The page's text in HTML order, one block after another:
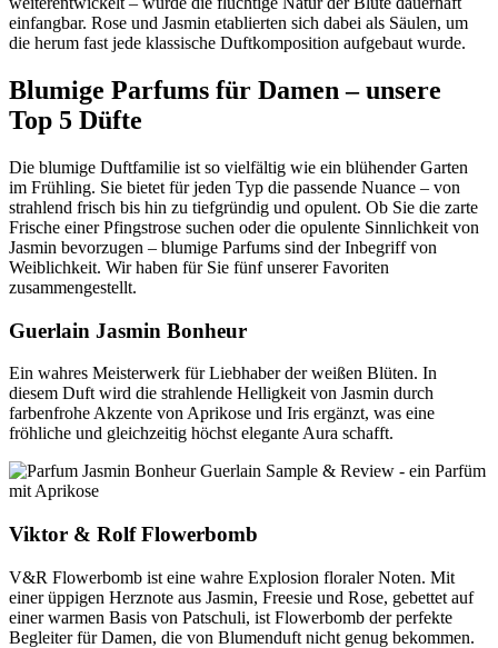
einfangbar. Rose und Jasmin etablierten sich dabei als Säulen, um
die herum fast jede klassische Duftkomposition aufgebaut wurde.
Blumige Parfums für Damen – unsere
Top 5 Düfte
Die blumige Duftfamilie ist so vielfältig wie ein blühender Garten
im Frühling. Sie bietet für jeden Typ die passende Nuance – von
strahlend frisch bis hin zu tiefgründig und opulent. Ob Sie die zarte
Frische einer Pfingstrose suchen oder die opulente Sinnlichkeit von
Jasmin bevorzugen – blumige Parfums sind der Inbegriff von
Weiblichkeit. Wir haben für Sie fünf unserer Favoriten
zusammengestellt.
Guerlain Jasmin Bonheur
Ein wahres Meisterwerk für Liebhaber der weißen Blüten. In
diesem Duft wird die strahlende Helligkeit von Jasmin durch
farbenfrohe Akzente von Aprikose und Iris ergänzt, was eine
fröhliche und gleichzeitig höchst elegante Aura schafft.
Viktor & Rolf Flowerbomb
V&R Flowerbomb ist eine wahre Explosion floraler Noten. Mit
einer üppigen Herznote aus Jasmin, Freesie und Rose, gebettet auf
einer warmen Basis von Patschuli, ist Flowerbomb der perfekte
Begleiter für Damen, die von Blumenduft nicht genug bekommen.